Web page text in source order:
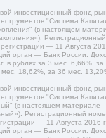
инвестиционный фонд
"Система
(в настоящем
— 11 Августа
орган — Банк России.
в рублях за 3 мес. 6,66%, за
18,62%, за 36 мес.
инвестиционный фонд
"Система
(в настоящем материале –
Регистрационный
— 11 Августа 2016
орган — Банк России.